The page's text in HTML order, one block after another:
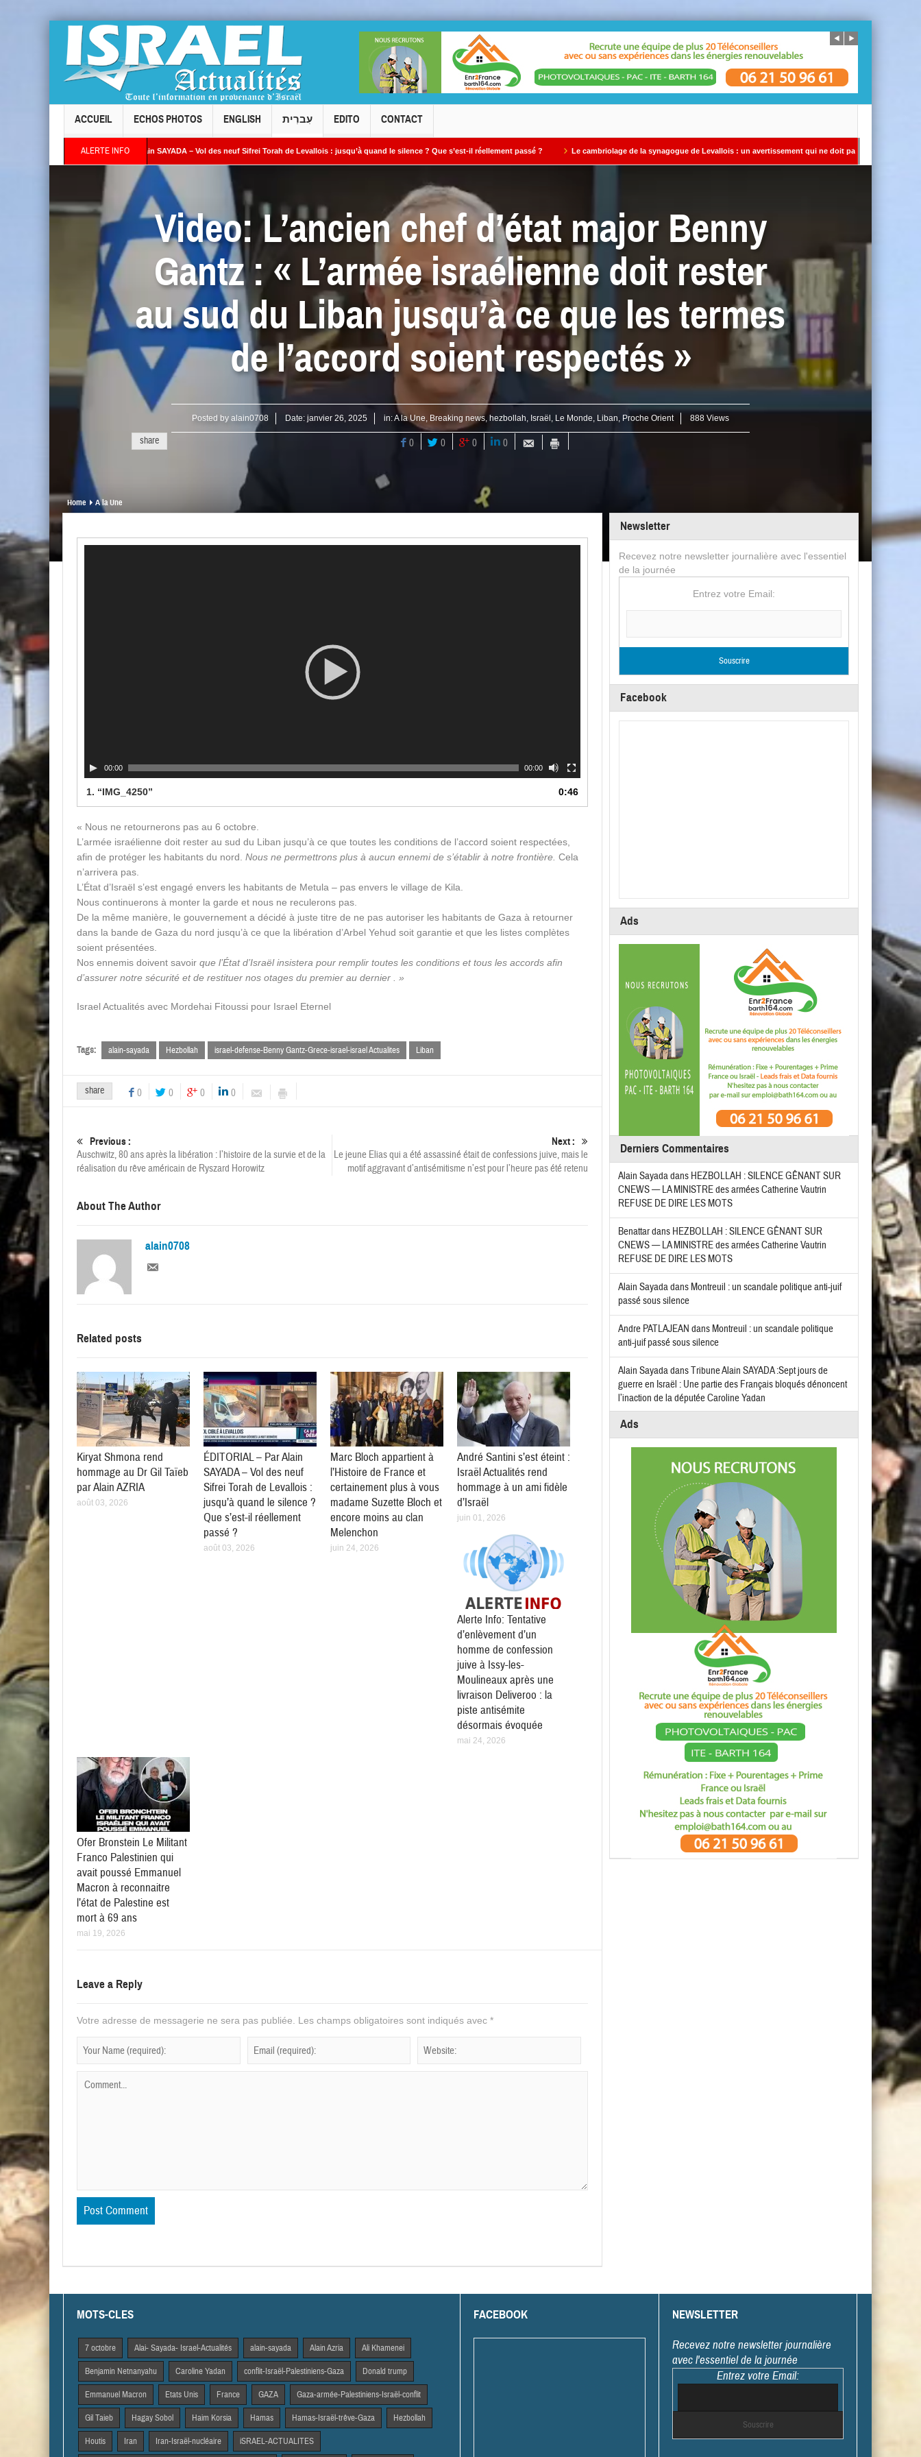
ACCUEIL ECHOS PHOTOS ENGLISH עִברִית EDITO CONTACT
ALERTE INFO
ÉDITORIAL – Par Alain SAYADA – Vol des neuf Sifrei Torah de Levallois : jusqu’à quand le silence ? Que s’est-il réellement passé ? Le cambriolage de la synagogue de Levallois : un avertissement qui ne doit pas être ignoré Par Alain SAYADA –
de temps l’Occident continuera-t-il à fermer les yeux ? »
Video: L’ancien chef d’état major Benny
Gantz : « L’armée israélienne doit rester
au sud du Liban jusqu’à ce que les termes
de l’accord soient respectés »
Posted by alain0708 Date: janvier 26, 2025 in:A la Une, Breaking news, hezbollah, Israël , Le Monde, Liban, Proche Orient 888 Views
share 0 0 0 0
Home A la Une
00:00 00:00
1. “IMG_4250” 0:46
« Nous ne retournerons pas au 6 octobre.
L’armée israélienne doit rester au sud du Liban jusqu’à ce que toutes les conditions de l’accord soient respectées,
afin de protéger les habitants du nord. Nous ne permettrons plus à aucun ennemi de s’établir à notre frontière. Cela
n’arrivera pas.
L’État d’Israël s’est engagé envers les habitants de Metula – pas envers le village de Kila.
Nous continuerons à monter la garde et nous ne reculerons pas.
De la même manière, le gouvernement a décidé à juste titre de ne pas autoriser les habitants de Gaza à retourner
dans la bande de Gaza du nord jusqu’à ce que la libération d’Arbel Yehud soit garantie et que les listes complètes
soient présentées.
Nos ennemis doivent savoir que l’État d’Israël insistera pour remplir toutes les conditions et tous les accords afin
d’assurer notre sécurité et de restituer nos otages du premier au dernier . »
Israel Actualités avec Mordehai Fitoussi pour Israel Eternel
Tags: alain-sayada Hezbollah israel-defense-Benny Gantz-Grece-israel-israel Actualites Liban
share 0 0 0 0
Previous :
Auschwitz, 80 ans après la libération : l’histoire de la survie et de la
réalisation du rêve américain de Ryszard Horowitz
Next :
Le jeune Elias qui a été assassiné était de confessions juive, mais le
motif aggravant d’antisémitisme n’est pour l’heure pas été retenu
About The Author
alain0708
Related posts
Kiryat Shmona rend
hommage au Dr Gil Taïeb
par Alain AZRIA
août 03, 2026
ÉDITORIAL – Par Alain
SAYADA – Vol des neuf
Sifrei Torah de Levallois :
jusqu’à quand le silence ?
Que s’est-il réellement
passé ?
août 03, 2026
Marc Bloch appartient à
l’Histoire de France et
certainement plus à vous
madame Suzette Bloch et
encore moins au clan
Melenchon
juin 24, 2026
André Santini s’est éteint :
Israël Actualités rend
hommage à un ami fidèle
d’Israël
juin 01, 2026
Alerte Info: Tentative
d’enlèvement d’un
homme de confession
juive à Issy-les-
Moulineaux après une
livraison Deliveroo : la
piste antisémite
désormais évoquée
mai 24, 2026
Ofer Bronstein Le Militant
Franco Palestinien qui
avait poussé Emmanuel
Macron à reconnaitre
l’état de Palestine est
mort à 69 ans
mai 19, 2026
Leave a Reply
Votre adresse de messagerie ne sera pas publiée. Les champs obligatoires sont indiqués avec *
Newsletter
Recevez notre newsletter journalière avec l'essentiel
de la journée
Entrez votre Email:
Facebook
Ads
Derniers Commentaires
Alain Sayadadans HEZBOLLAH : SILENCE GÊNANT SUR
CNEWS — LA MINISTRE des armées Catherine Vautrin
REFUSE DE DIRE LES MOTS
Benattardans HEZBOLLAH : SILENCE GÊNANT SUR
CNEWS — LA MINISTRE des armées Catherine Vautrin
REFUSE DE DIRE LES MOTS
Alain Sayadadans Montreuil : un scandale politique anti-juif
passé sous silence
Andre PATLAJEAN dans Montreuil : un scandale politique
anti-juif passé sous silence
Alain SayadadansTribune Alain SAYADA :Sept jours de
guerre en Israël : Une partie des Français bloqués dénoncent
l’inaction de la députée Caroline Yadan
Ads
MOTS-CLES
7 octobre Alai- Sayada- Israel-Actualités alain-sayada Alain Azria Ali Khamenei
Benjamin Netnanyahu Caroline Yadan conflit-Israël-Palestiniens-Gaza Donald trump
Emmanuel Macron Etats Unis France GAZA Gaza-armée-Palestiniens-Israël-conflit
Gil Taieb Hagay Sobol Haim Korsia Hamas Hamas-Israël-trêve-Gaza Hezbollah
Houtis Iran Iran-Israël-nucléaire iSRAEL-ACTUALITES
FACEBOOK NEWSLETTER
Recevez notre newsletter journalière
avec l'essentiel de la journée
Entrez votre Email: